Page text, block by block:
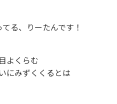
る、りーたんです！
よくらむ
にみずくくるとは